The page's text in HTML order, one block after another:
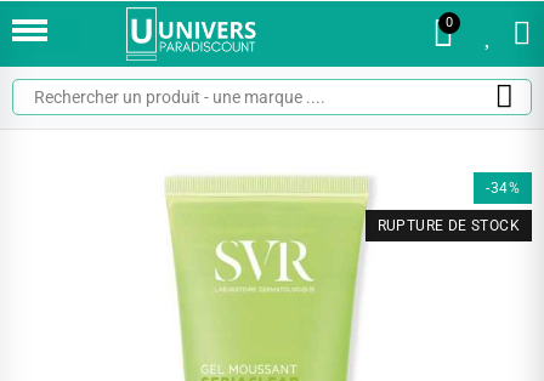
0
-34%
RUPTURE DE STOCK